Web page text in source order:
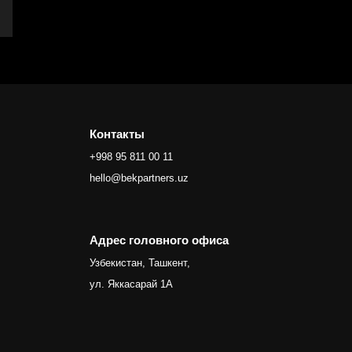
Контакты
+998 95 811 00 11
hello@bekpartners.uz
Адрес головного офиса
Узбекистан, Ташкент,
ул. Яккасарай 1А